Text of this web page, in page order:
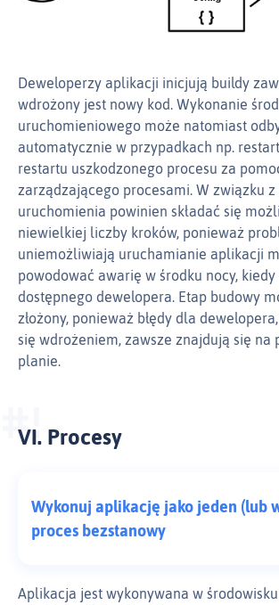
Deweloperzy aplikacji inicjują buildy
wdrożony jest nowy kod. Wykonanie
uruchomieniowego może natomiast
automatycznie w przypadkach np.
restartu uszkodzonego procesu za
zarządzającego procesami. W związku
uruchomienia powinien składać się
niewielkiej liczby kroków, ponieważ
uniemożliwiają uruchamianie aplikacji
powodować awarię w środku nocy,
dostępnego dewelopera. Etap budowy
złożony, ponieważ błędy dla
się wdrożeniem, zawsze znajdują się na
planie.
VI. Procesy
Wykonuj aplikację jako jeden (lub
proces bezstanowy
Aplikacja jest wykonywana w